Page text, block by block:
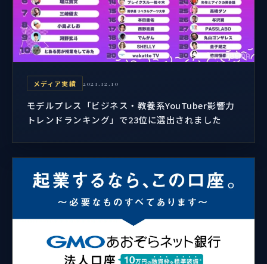
メディア実績 2021.12.10
モデルプレス「ビジネス・教養系YouTuber影響力
トレンドランキング」で23位に選出されました